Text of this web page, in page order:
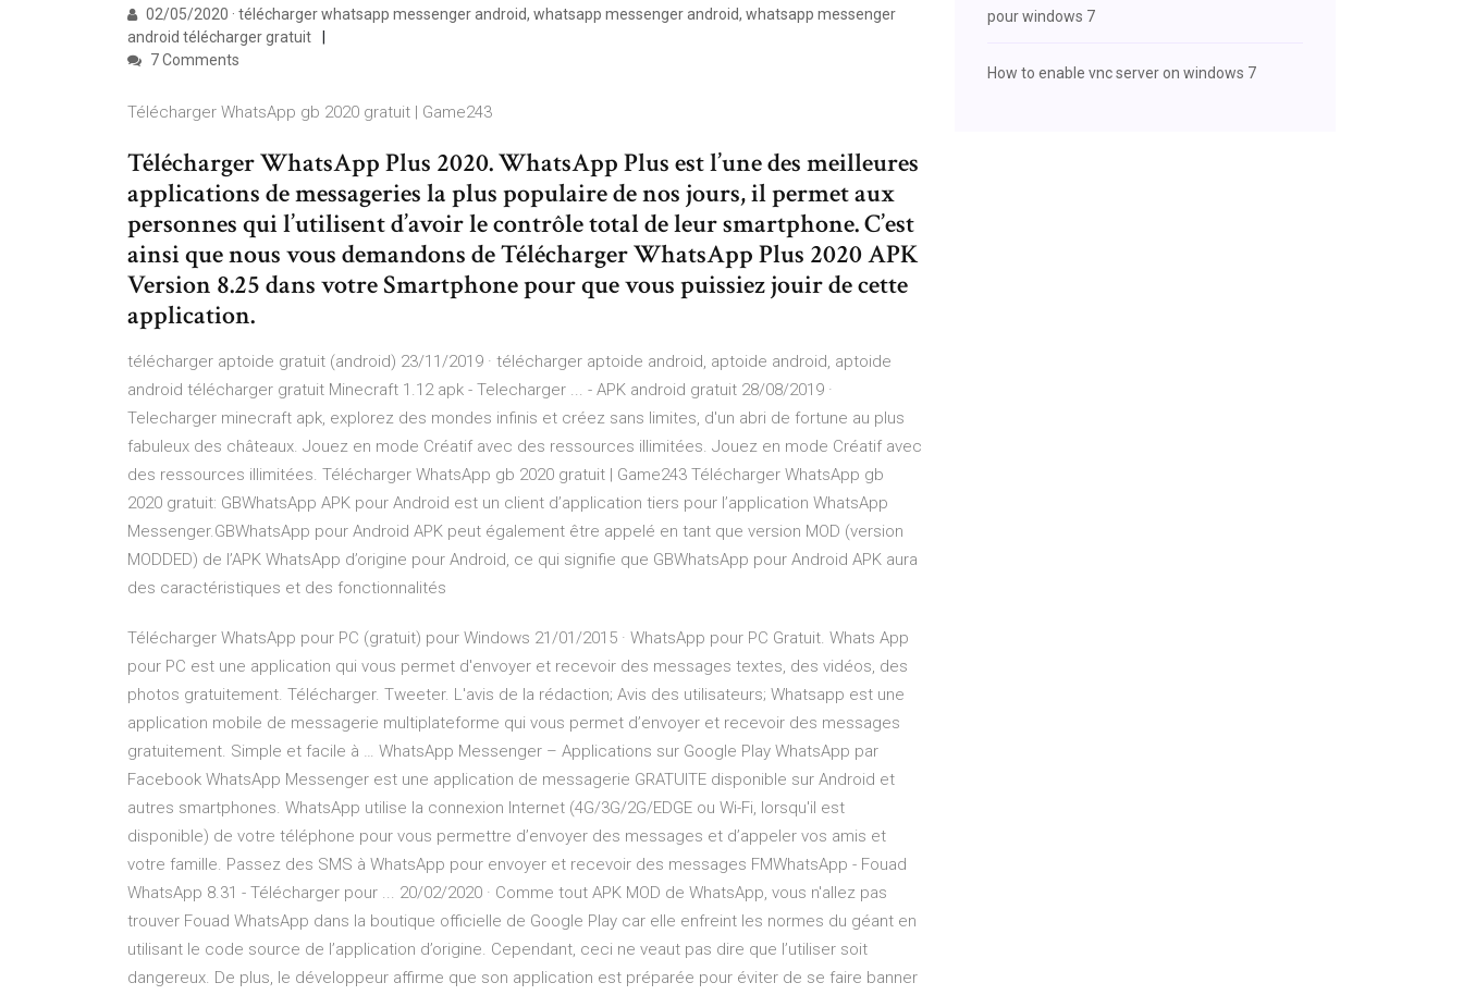
02/05/2020 · télécharger whatsapp messenger android, whatsapp messenger android, whatsapp messenger
android télécharger gratuit
7 Comments
Télécharger WhatsApp gb 2020 gratuit | Game243
Télécharger WhatsApp Plus 2020. WhatsApp Plus est l’une des meilleures
applications de messageries la plus populaire de nos jours, il permet aux
personnes qui l’utilisent d’avoir le contrôle total de leur smartphone. C’est
ainsi que nous vous demandons de Télécharger WhatsApp Plus 2020 APK
Version 8.25 dans votre Smartphone pour que vous puissiez jouir de cette
application.
télécharger aptoide gratuit (android) 23/11/2019 · télécharger aptoide android, aptoide android, aptoide
android télécharger gratuit Minecraft 1.12 apk - Telecharger ... - APK android gratuit 28/08/2019 ·
Telecharger minecraft apk, explorez des mondes infinis et créez sans limites, d'un abri de fortune au plus
fabuleux des châteaux. Jouez en mode Créatif avec des ressources illimitées. Jouez en mode Créatif avec
des ressources illimitées. Télécharger WhatsApp gb 2020 gratuit | Game243 Télécharger WhatsApp gb
2020 gratuit: GBWhatsApp APK pour Android est un client d’application tiers pour l’application WhatsApp
Messenger.GBWhatsApp pour Android APK peut également être appelé en tant que version MOD (version
MODDED) de l’APK WhatsApp d’origine pour Android, ce qui signifie que GBWhatsApp pour Android APK aura
des caractéristiques et des fonctionnalités
Télécharger WhatsApp pour PC (gratuit) pour Windows 21/01/2015 · WhatsApp pour PC Gratuit. Whats App
pour PC est une application qui vous permet d'envoyer et recevoir des messages textes, des vidéos, des
photos gratuitement. Télécharger. Tweeter. L'avis de la rédaction; Avis des utilisateurs; Whatsapp est une
application mobile de messagerie multiplateforme qui vous permet d’envoyer et recevoir des messages
gratuitement. Simple et facile à … WhatsApp Messenger – Applications sur Google Play WhatsApp par
Facebook WhatsApp Messenger est une application de messagerie GRATUITE disponible sur Android et
autres smartphones. WhatsApp utilise la connexion Internet (4G/3G/2G/EDGE ou Wi-Fi, lorsqu'il est
disponible) de votre téléphone pour vous permettre d’envoyer des messages et d’appeler vos amis et
votre famille. Passez des SMS à WhatsApp pour envoyer et recevoir des messages FMWhatsApp - Fouad
WhatsApp 8.31 - Télécharger pour ... 20/02/2020 · Comme tout APK MOD de WhatsApp, vous n'allez pas
trouver Fouad WhatsApp dans la boutique officielle de Google Play car elle enfreint les normes du géant en
utilisant le code source de l’application d’origine. Cependant, ceci ne veaut pas dire que l’utiliser soit
dangereux. De plus, le développeur affirme que son application est préparée pour éviter de se faire banner
pour windows 7
How to enable vnc server on windows 7